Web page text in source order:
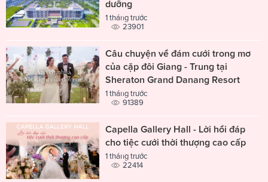
dưỡng
1 tháng trước
23901
Câu chuyện về đám cưới trong mơ
của cặp đôi Giang - Trung tại
Sheraton Grand Danang Resort
1 tháng trước
91389
Capella Gallery Hall - Lời hồi đáp
cho tiệc cưới thời thượng cao cấp
1 tháng trước
22414